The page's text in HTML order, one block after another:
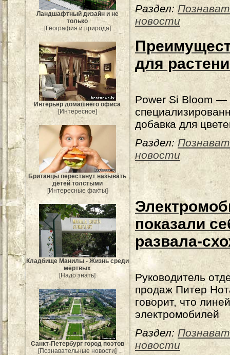
Ландшафтный дизайн и не
только
[География и природа]
Интерьер домашнего офиса
[Интересное]
Британцы перестанут называть
детей толстыми
[Интересные факты]
Кладбище Манилы - Жизнь среди
мёртвых
[Надо знать]
Санкт-Петербург город поэтов
[Познавательные новости]
Раздел:
новости
для
Power Si Bloom —
добавка для
Раздел:
новости
показали
развала-
Руководитель
продаж Питер
говорит, что
электромобилей
Раздел:
новости